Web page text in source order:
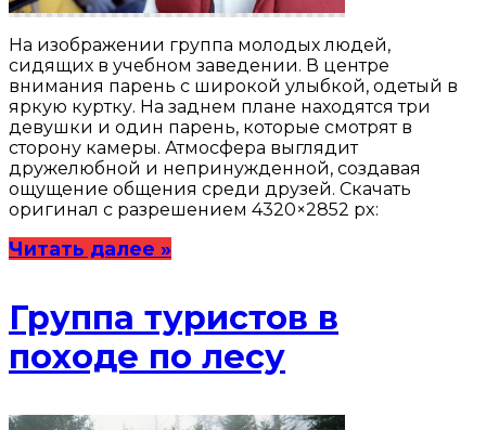
На изображении группа молодых людей,
сидящих в учебном заведении. В центре
внимания парень с широкой улыбкой, одетый в
яркую куртку. На заднем плане находятся три
девушки и один парень, которые смотрят в
сторону камеры. Атмосфера выглядит
дружелюбной и непринужденной, создавая
ощущение общения среди друзей. Скачать
оригинал с разрешением 4320×2852 px:
Читать далее »
Группа туристов в
походе по лесу